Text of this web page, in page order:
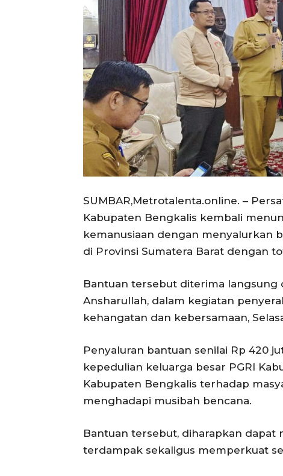
SUMBAR,Metrotalenta.online. –
Kabupaten Bengkalis kembali
kemanusiaan dengan menyalurkan
di Provinsi Sumatera Barat dengan
Bantuan tersebut diterima langsung
Ansharullah, dalam kegiatan
kehangatan dan kebersamaan,
Penyaluran bantuan senilai Rp 420
kepedulian keluarga besar PGRI
Kabupaten Bengkalis terhadap
menghadapi musibah bencana.
Bantuan tersebut, diharapkan
terdampak sekaligus memperkuat